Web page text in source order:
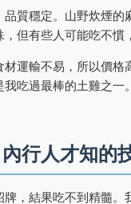
質穩定。山野炊煙
但有些人可能吃不慣
運輸不易，所以價
吃過最棒的土雞之
行人才知的
，結果吃不到精髓